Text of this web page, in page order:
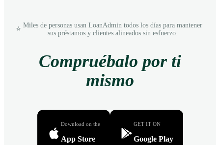
⭐ Miles de personas usan LoanAdmin todos los días para mantener
sus préstamos y clientes alineados sin esfuerzo.
Compruébalo por ti
mismo
Download on the
App Store
GET IT ON
Google Play